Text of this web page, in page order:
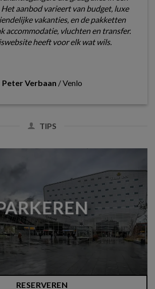
Het aanbod varieert van budget, luxe
vakanties, en de pakketten
accommodatie, vluchten en transfer.
heeft voor elk wat wils.
Peter Verbaan /Venlo
TIPS
RESERVEREN